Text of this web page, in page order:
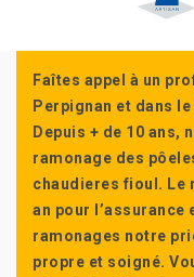
Faîtes appel à un
Perpignan et dans le
Depuis + de 10 ans,
ramonage des
chaudieres fioul. Le
an pour l’assurance
ramonages notre
propre et soigné.